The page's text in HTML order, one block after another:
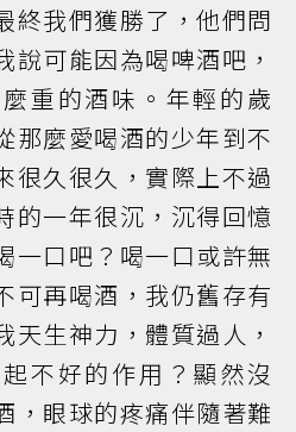
終我們獲勝了，他們問
說可能因為喝啤酒吧，
重的酒味。年輕的歲
那麼愛喝酒的少年到不
很久很久，實際上不過
的一年很沉，沉得回憶
一口吧？喝一口或許無
可再喝酒，我仍舊存有
天生神力，體質過人，
不好的作用？顯然沒
，眼球的疼痛伴隨著難